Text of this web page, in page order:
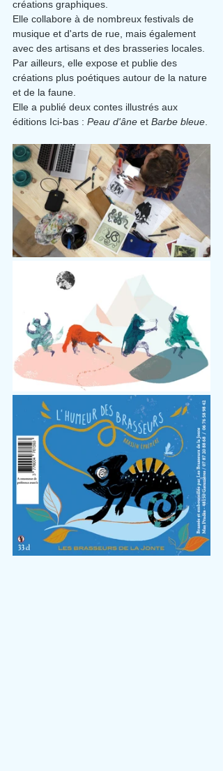
créations graphiques.
Elle collabore à de nombreux festivals de
musique et d'arts de rue, mais également
avec des artisans et des brasseries locales.
Par ailleurs, elle expose et publie des
créations plus poétiques autour de la nature
et de la faune.
Elle a publié deux contes illustrés aux
éditions Ici-bas : Peau d'âne et Barbe bleue